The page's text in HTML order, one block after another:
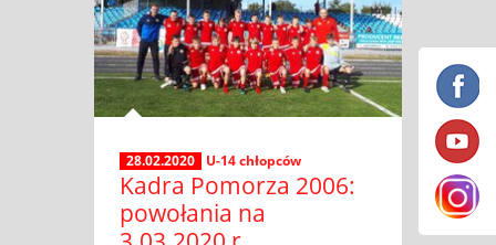
28.02.2020 U-14 chłopców
Kadra Pomorza 2006:
powołania na